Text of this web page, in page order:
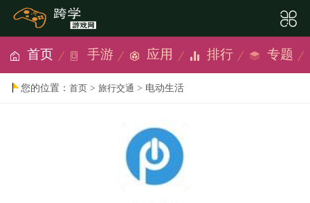
首页 手游 应用 排行 专题
您的位置：首页 >旅行交通 > 电动生活